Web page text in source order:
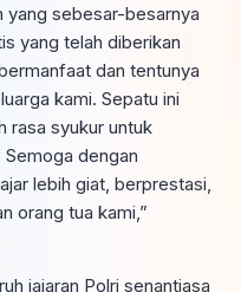
yang sebesar-besarnya
yang telah diberikan
dan tentunya
kami. Sepatu ini
rasa syukur untuk
dengan
lebih giat, berprestasi,
orang tua kami,”
jajaran Polri senantiasa